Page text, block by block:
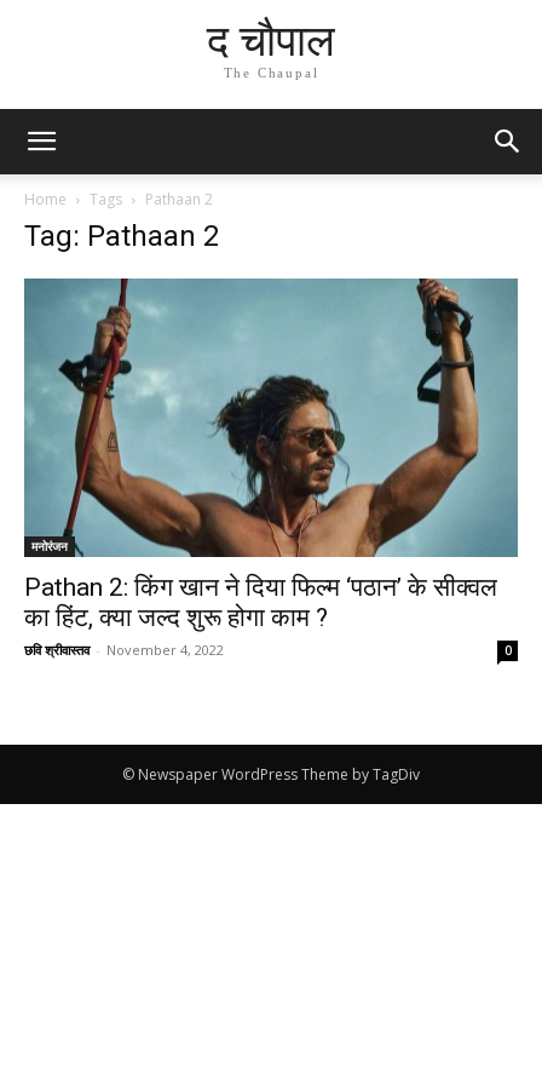
द चौपाल
The Chaupal
Home Tags Pathaan 2
Tag: Pathaan 2
मनोरंजन
Pathan 2: किंग खान ने दिया फिल्म ‘पठान’ के सीक्वल
का हिंट, क्या जल्द शुरू होगा काम ?
छवि श्रीवास्तव - November 4, 2022 0
© Newspaper WordPress Theme by TagDiv